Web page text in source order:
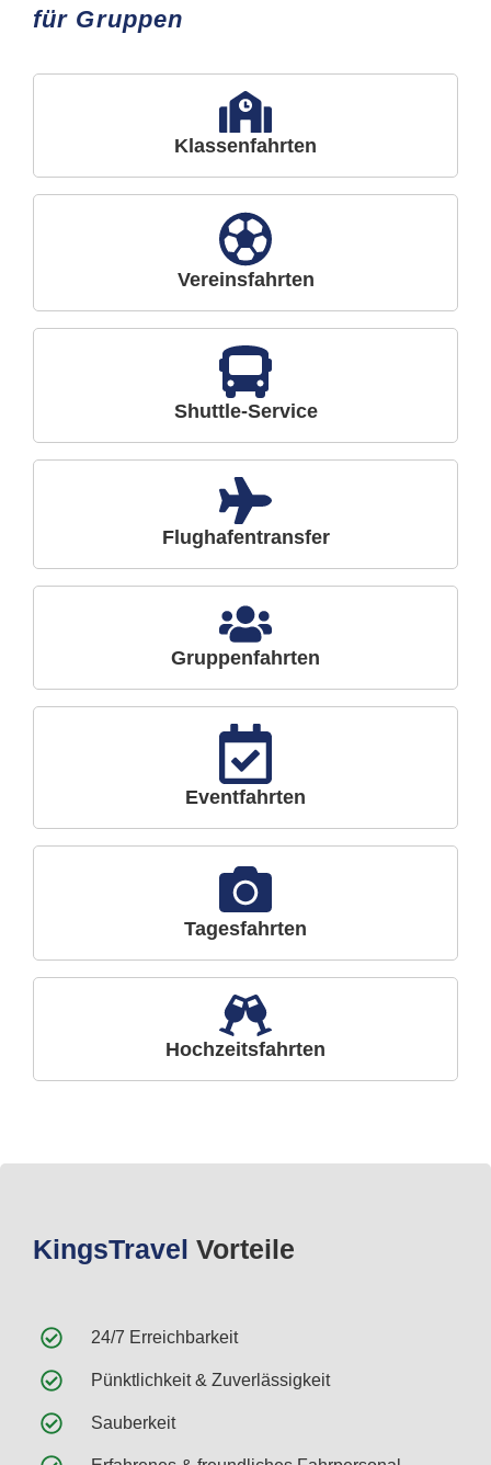
für Gruppen
Klassenfahrten
Vereinsfahrten
Shuttle-Service
Flughafentransfer
Gruppenfahrten
Eventfahrten
Tagesfahrten
Hochzeitsfahrten
KingsTravel Vorteile
24/7 Erreichbarkeit
Pünktlichkeit & Zuverlässigkeit
Sauberkeit